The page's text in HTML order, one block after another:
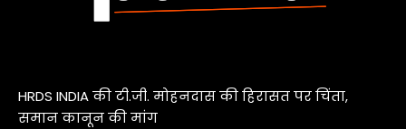
HRDS INDIA की टी.जी. मोहनदास की हिरासत पर चिंता,
समान कानून की मांग